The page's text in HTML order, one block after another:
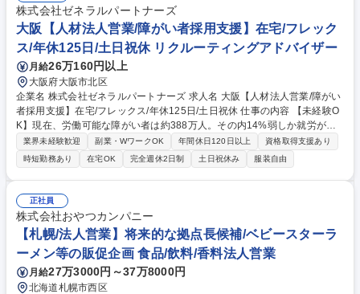
クホルダーとの調整およびプロジェクトの進行管理 ■PR施策実施後の効果
測定やレポート提供をはじめとした継続的なコンサルティング営業 ■既存
クライアントとの長期的な関係構築と取引拡大 募集職種 【アイドル事業
領域|法人営業】人気VTuber事務所／グリー完全子会社
株式会社ゼネラルパートナーズ
大阪【人材法人営業/障がい者採用支援】在宅/フレック
ス/年休125日/土日祝休 リクルーティングアドバイザー
月給26万160円以上
大阪府大阪市北区
企業名 株式会社ゼネラルパートナーズ 求人名 大阪【人材法人営業/障がい
者採用支援】在宅/フレックス/年休125日/土日祝休 仕事の内容 【未経験O
K】現在、労働可能な障がい者は約388万人。その内14%弱しか就労がで
きていません。障がい者雇用を行ったことがない企業や義務的に考えてい
る企業に対し、当社ならではの視点でアプローチを行って頂きます 「障が
い者の良き認知を広める」大変やりがいのある社会貢献度の高いお仕事で
す。基本的に別部署が獲得した企業様のパスアップを受けるため、新規営
業はほぼございません。【詳細】障がい者雇用に特化した人材紹介・媒体
サービスの利用申込を頂いた顧客の障がい者雇用までのフローを担当：求
人内容のすり合わせ・作成/採用ニーズに応じた採用計画の立案/社内の求
職者担当に対して求人訴求/～雇用実現までのサポート等 募集職種 大阪
【人材法人営業/障がい者採用支援】在宅/フレックス/年休125日/土日祝休
業界未経験歓迎 副業・WワークOK 年間休日120日以上
資格取得支援あり
時短勤務あり
在宅OK 完全週休2日制 土日祝休み 服装自由
正社員
株式会社おやつカンパニー
【札幌/法人営業】将来的な拠点長候補/ベビースターラ
ーメン等の販促企画 食品/飲料/香料法人営業
月給27万3000円～37万8000円
北海道札幌市西区